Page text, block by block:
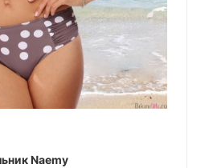
Naemy